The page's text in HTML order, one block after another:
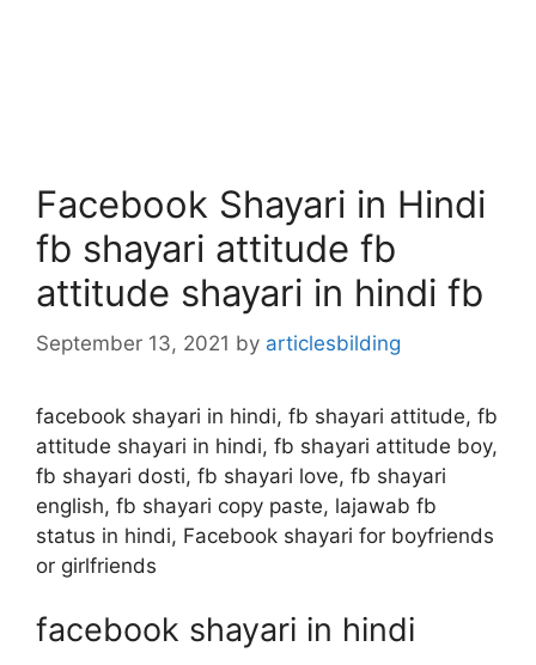
Facebook Shayari in Hindi
fb shayari attitude fb
attitude shayari in hindi fb
September 13, 2021 by articlesbilding
facebook shayari in hindi, fb shayari attitude, fb
attitude shayari in hindi, fb shayari attitude boy,
fb shayari dosti, fb shayari love, fb shayari
english, fb shayari copy paste, lajawab fb
status in hindi, Facebook shayari for boyfriends
or girlfriends
facebook shayari in hindi